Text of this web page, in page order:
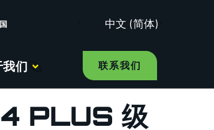
中文 (简体)
们 联系我们
PLUS 级